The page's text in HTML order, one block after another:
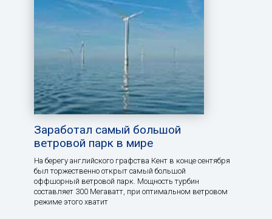
Заработал самый большой
ветровой парк в мире
На берегу английского графства Кент в конце сентября
был торжественно открыт самый большой
оффшорный ветровой парк. Мощность турбин
составляет 300 Мегаватт, при оптимальном ветровом
режиме этого хватит